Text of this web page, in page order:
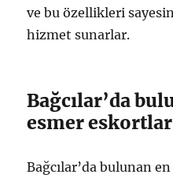
ve bu özellikleri
hizmet sunarlar.
Bağcılar’da
esmer eskortlar
Bağcılar’da bulunan